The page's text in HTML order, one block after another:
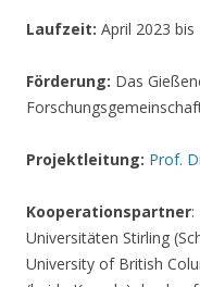
Laufzeit: April 2023
Förderung: Das
Projektleitung: Prof.
Kooperationspartner:
Universitäten Stirling
University of British